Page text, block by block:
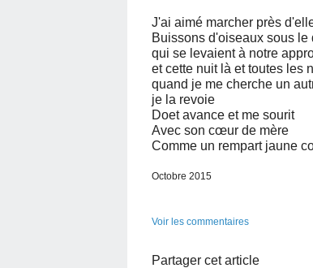
J'ai aimé marcher près
Buissons d'oiseaux sous le
qui se levaient à notre
et cette nuit là et toutes les
quand je me cherche un
je la revoie
Doet avance et me sourit
Avec son cœur de mère
Comme un rempart jaune
Octobre 2015
Voir les commentaires
Partager cet article